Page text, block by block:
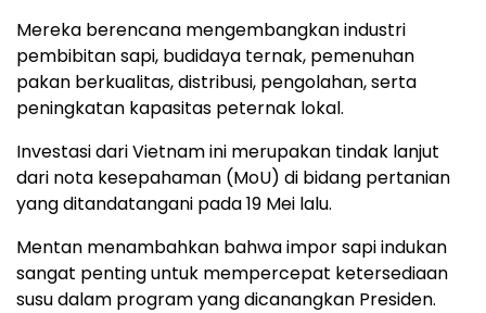
Mereka berencana mengembangkan industri
pembibitan sapi, budidaya ternak, pemenuhan
pakan berkualitas, distribusi, pengolahan, serta
peningkatan kapasitas peternak lokal.
Investasi dari Vietnam ini merupakan tindak lanjut
dari nota kesepahaman (MoU) di bidang pertanian
yang ditandatangani pada 19 Mei lalu.
Mentan menambahkan bahwa impor sapi indukan
sangat penting untuk mempercepat ketersediaan
susu dalam program yang dicanangkan Presiden.